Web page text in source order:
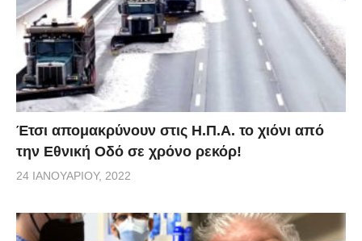
Έτσι απομακρύνουν στις Η.Π.Α. το χιόνι από
την Εθνική Οδό σε χρόνο ρεκόρ!
24 ΙΑΝΟΥΑΡΊΟΥ, 2022